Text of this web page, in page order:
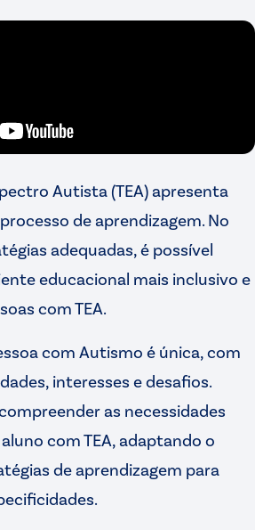
Autista (TEA) apresenta
de aprendizagem. No
adequadas, é possível
educacional mais inclusivo e
com TEA.
com Autismo é única, com
interesses e desafios.
as necessidades
com TEA, adaptando o
de aprendizagem para